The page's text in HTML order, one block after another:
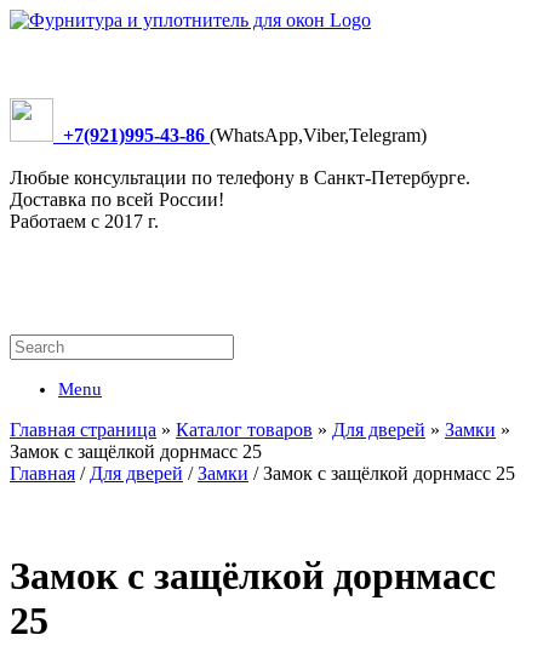
+7(921)995-43-86 (WhatsApp,Viber,Telegram)
Любые консультации по телефону в Санкт-Петербурге.
Доставка по всей России!
Работаем с 2017 г.
Menu
Главная страница » Каталог товаров » Для дверей » Замки »
Замок с защёлкой дорнмасс 25
Главная / Для дверей /Замки / Замок с защёлкой дорнмасс 25
Замок с защёлкой дорнмасс
25